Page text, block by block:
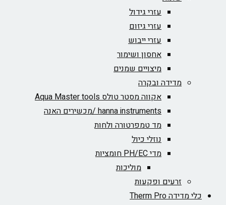
עזרי גידול
עזרי גיזום
עזרי ייבוש
אחסון ושימור
מיצויים שמנים
מדידה ובקרה
אקווה מסטר טולס Aqua Master tools
hanna instruments /מכשירים האנה
מד טמפרטורה ולחות
נוזלי כיול
מדי PH/EC חומציות
מוליכות
זרעים ופקעות
כלי מדידה Therm Pro